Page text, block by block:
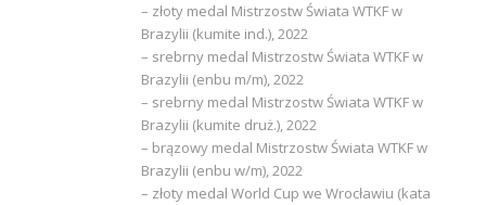
– złoty medal Mistrzostw Świata WTKF w
Brazylii (kumite ind.), 2022
– srebrny medal Mistrzostw Świata WTKF w
Brazylii (enbu m/m), 2022
– srebrny medal Mistrzostw Świata WTKF w
Brazylii (kumite druż.), 2022
– brązowy medal Mistrzostw Świata WTKF w
Brazylii (enbu w/m), 2022
– złoty medal World Cup we Wrocławiu (kata